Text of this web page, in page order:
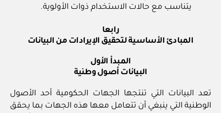
يتناسب مع حالات الاستخدام ذوات الأولوية.
رابعا
المبادئ الأساسية لتحقيق الإيرادات من البيانات
المبدأ الأول
البيانات أصول وطنية
تعد البيانات التي تنتجها الجهات الحكومية أحد الأصول
الوطنية التي ينبغي أن تتعامل معها هذه الجهات بما يحقق